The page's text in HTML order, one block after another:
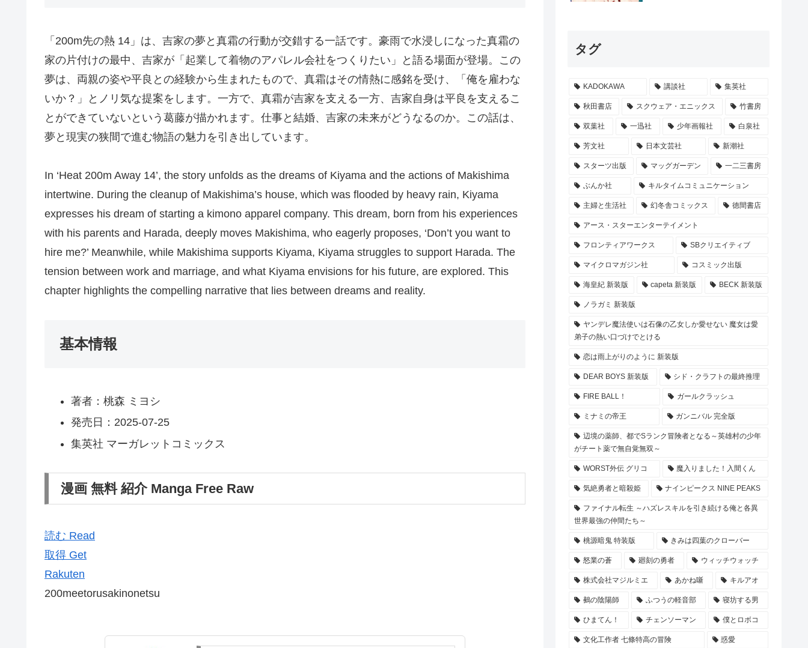
「200m先の熱 14」は、吉家の夢と真霜の行動が交錯する一話です。豪雨で水浸しになった真霜の
家の片付けの最中、吉家が「起業して着物のアパレル会社をつくりたい」と語る場面が登場。この
夢は、両親の姿や平良との経験から生まれたもので、真霜はその情熱に感銘を受け、「俺を雇わな
いか？」とノリ気な提案をします。一方で、真霜が吉家を支える一方、吉家自身は平良を支えるこ
とができていないという葛藤が描かれます。仕事と結婚、吉家の未来がどうなるのか。この話は、
夢と現実の狭間で進む物語の魅力を引き出しています。
In ‘Heat 200m Away 14’, the story unfolds as the dreams of Kiyama and the actions of Makishima
intertwine. During the cleanup of Makishima’s house, which was flooded by heavy rain, Kiyama
expresses his dream of starting a kimono apparel company. This dream, born from his experiences
with his parents and Harada, deeply moves Makishima, who eagerly proposes, ‘Don’t you want to
hire me?’ Meanwhile, while Makishima supports Kiyama, Kiyama struggles to support Harada. The
tension between work and marriage, and what Kiyama envisions for his future, are explored. This
chapter highlights the compelling narrative that lies between dreams and reality.
基本情報
著者：桃森 ミヨシ
発売日：2025-07-25
集英社 マーガレットコミックス
漫画 無料 紹介 Manga Free Raw
読む Read
取得 Get
Rakuten
200meetorusakinonetsu
タグ
KADOKAWA 講談社 集英社
秋田書店 スクウェア・エニックス 竹書房
双葉社 一迅社 少年画報社 白泉社
芳文社 日本文芸社 新潮社
スターツ出版 マッグガーデン 一二三書房
ぶんか社 キルタイムコミュニケーション
主婦と生活社 幻冬舎コミックス 徳間書店
アース・スターエンターテイメント
フロンティアワークス SBクリエイティブ
マイクロマガジン社 コスミック出版
海皇紀 新装版 capeta 新装版 BECK 新装版
ノラガミ 新装版
ヤンデレ魔法使いは石像の乙女しか愛せない 魔女は愛
弟子の熱い口づけでとける
恋は雨上がりのように 新装版
DEAR BOYS 新装版 シド・クラフトの最終推理
FIRE BALL！ ガールクラッシュ
ミナミの帝王 ガンニバル 完全版
辺境の薬師、都でSランク冒険者となる～英雄村の少年
がチート薬で無自覚無双～
WORST外伝 グリコ 魔入りました！入間くん
気絶勇者と暗殺姫 ナインピークス NINE PEAKS
ファイナル転生 ～ハズレスキルを引き続ける俺と各異
世界最強の仲間たち～
桃源暗鬼 特装版 きみは四葉のクローバー
怒業の蒼 廻刻の勇者 ウィッチウォッチ
株式会社マジルミエ あかね噺 キルアオ
鵺の陰陽師 ふつうの軽音部 寝坊する男
ひまてん！ チェンソーマン 僕とロボコ
文化工作者 七條特高の冒険 惑愛